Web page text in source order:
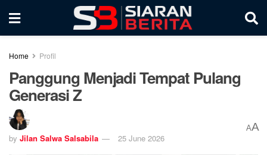
Home Profil
Panggung Menjadi Tempat Pulang
Generasi Z
by Jilan Salwa Salsabila 25 June 2026
AA